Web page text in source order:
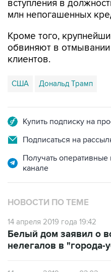
Кроме того,
клиентов.
США Дональд Трамп
Подписаться на
Получать
НОВОСТИ ПО ТЕМЕ
14 апреля 2019 года 19:42
нелегалов в "города-
14 апреля 2019 года 03:02